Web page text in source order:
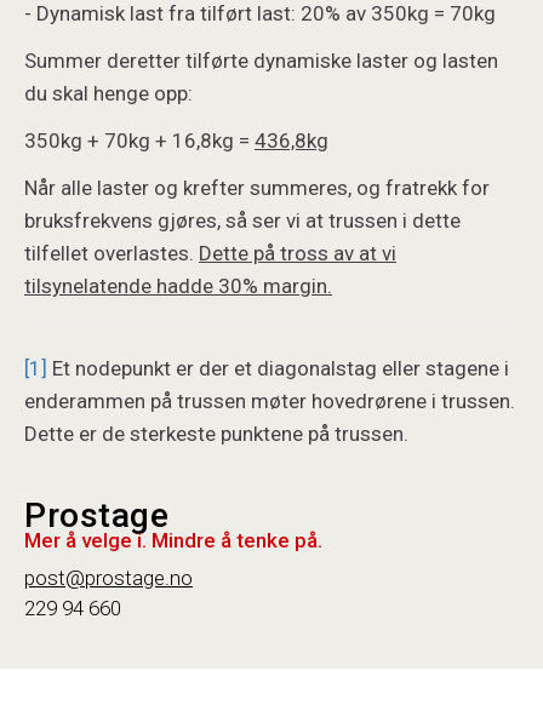
- Dynamisk last fra tilført last: 20% av 350kg = 70kg
Summer deretter tilførte dynamiske laster og lasten
du skal henge opp:
350kg + 70kg + 16,8kg = 436,8kg
Når alle laster og krefter summeres, og fratrekk for
bruksfrekvens gjøres, så ser vi at trussen i dette
tilfellet overlastes. Dette på tross av at vi
tilsynelatende hadde 30% margin.
[1] Et nodepunkt er der et diagonalstag eller stagene i
enderammen på trussen møter hovedrørene i trussen.
Dette er de sterkeste punktene på trussen.
Prostage
Mer å velge i. Mindre å tenke på.
post@prostage.no
229 94 660